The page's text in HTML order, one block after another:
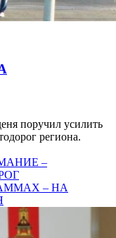
поручил усилить
региона.
–
– НА